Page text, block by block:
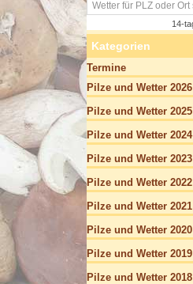
Kategorien
Termine
Pilze und Wetter 2026
Pilze und Wetter 2025
Pilze und Wetter 2024
Pilze und Wetter 2023
Pilze und Wetter 2022
Pilze und Wetter 2021
Pilze und Wetter 2020
Pilze und Wetter 2019
Pilze und Wetter 2018